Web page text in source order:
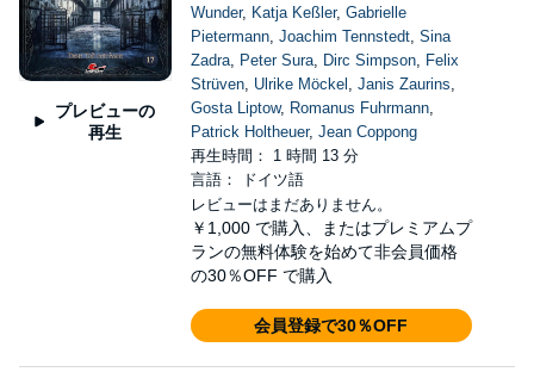
プレビューの
再生
Wunder, Katja Keßler, Gabrielle
Pietermann, Joachim Tennstedt, Sina
Zadra, Peter Sura, Dirc Simpson, Felix
Strüven, Ulrike Möckel , Janis Zaurins,
Gosta Liptow, Romanus Fuhrmann,
Patrick Holtheuer, Jean Coppong
再生時間： 1 時間 13 分
言語： ドイツ語
レビューはまだありません。
￥1,000 で購入、またはプレミアムプ
ランの無料体験を始めて非会員価格
の30％OFF で購入
会員登録で30％OFF